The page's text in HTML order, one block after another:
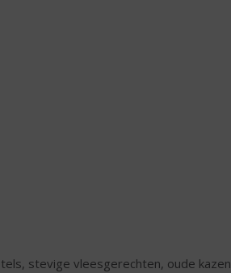
stevige vleesgerechten, oude kazen